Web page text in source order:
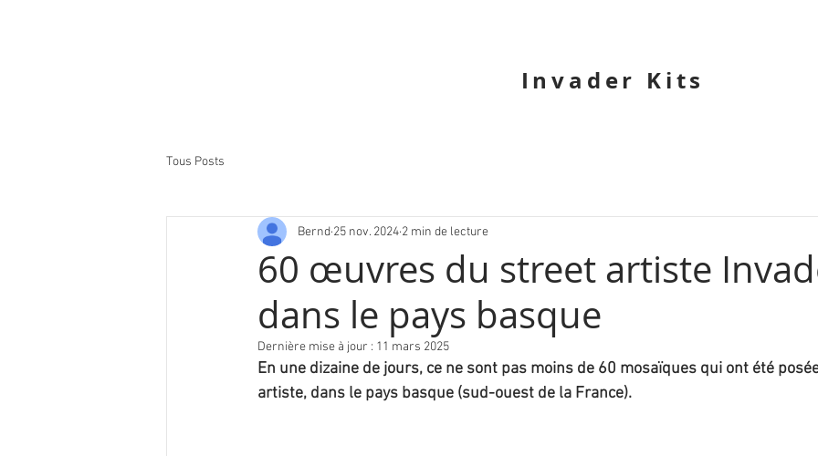
Invader Kits
Tous Posts
60 œuvres du street artiste
dans le pays basque
Bernd 25 nov. 2024 2 min de lecture
Dernière mise à jour : 11 mars 2025
En une dizaine de jours, ce ne sont pas moins de 60 mosaïques qui ont été
artiste, dans le pays basque (sud-ouest de la France).